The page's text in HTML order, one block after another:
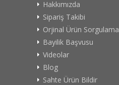
Hakkımızda
Sipariş Takibi
Orjinal Ürün Sorgulama
Bayilik Başvusu
Videolar
Blog
Sahte Ürün Bildir